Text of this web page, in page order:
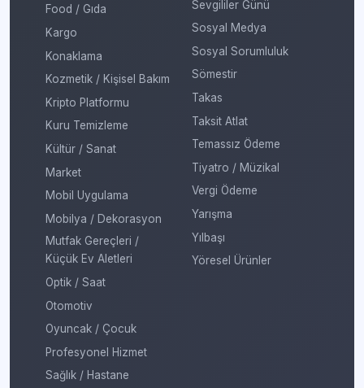
Food / Gıda
Kargo
Konaklama
Kozmetik / Kişisel Bakım
Kripto Platformu
Kuru Temizleme
Kültür / Sanat
Market
Mobil Uygulama
Mobilya / Dekorasyon
Mutfak Gereçleri /
Küçük Ev Aletleri
Optik / Saat
Otomotiv
Oyuncak / Çocuk
Profesyonel Hizmet
Sağlık / Hastane
Sevgililer Günü
Sosyal Medya
Sosyal Sorumluluk
Sömestir
Takas
Taksit Atlat
Temassız Ödeme
Tiyatro / Müzikal
Vergi Ödeme
Yarışma
Yılbaşı
Yöresel Ürünler